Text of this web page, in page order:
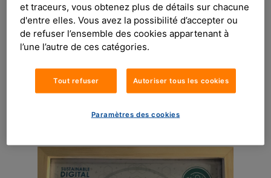
Le vendredi 8 décembre 2023, notre
équipe a présenté au nom du groupe
Groupama, ses résultats devant un jury de
Concurrents à de grandes enseignes,
Groupama est monté sur le podium en
et traceurs, vous obtenez plus de détails sur chacune
d'entre elles. Vous avez la possibilité d’accepter ou
de refuser l’ensemble des cookies appartenant à
l’une l’autre de ces catégories.
Tout refuser Autoriser tous les cookies
Paramètres des cookies